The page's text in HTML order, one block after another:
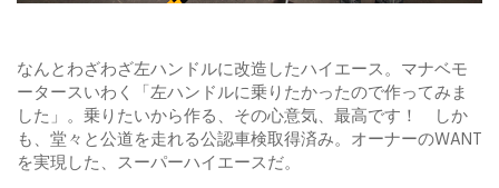
なんとわざわざ左ハンドルに改造したハイエース。マナベモ
ータースいわく「左ハンドルに乗りたかったので作ってみま
した」。乗りたいから作る、その心意気、最高です！ しか
も、堂々と公道を走れる公認車検取得済み。オーナーのWANT
を実現した、スーパーハイエースだ。